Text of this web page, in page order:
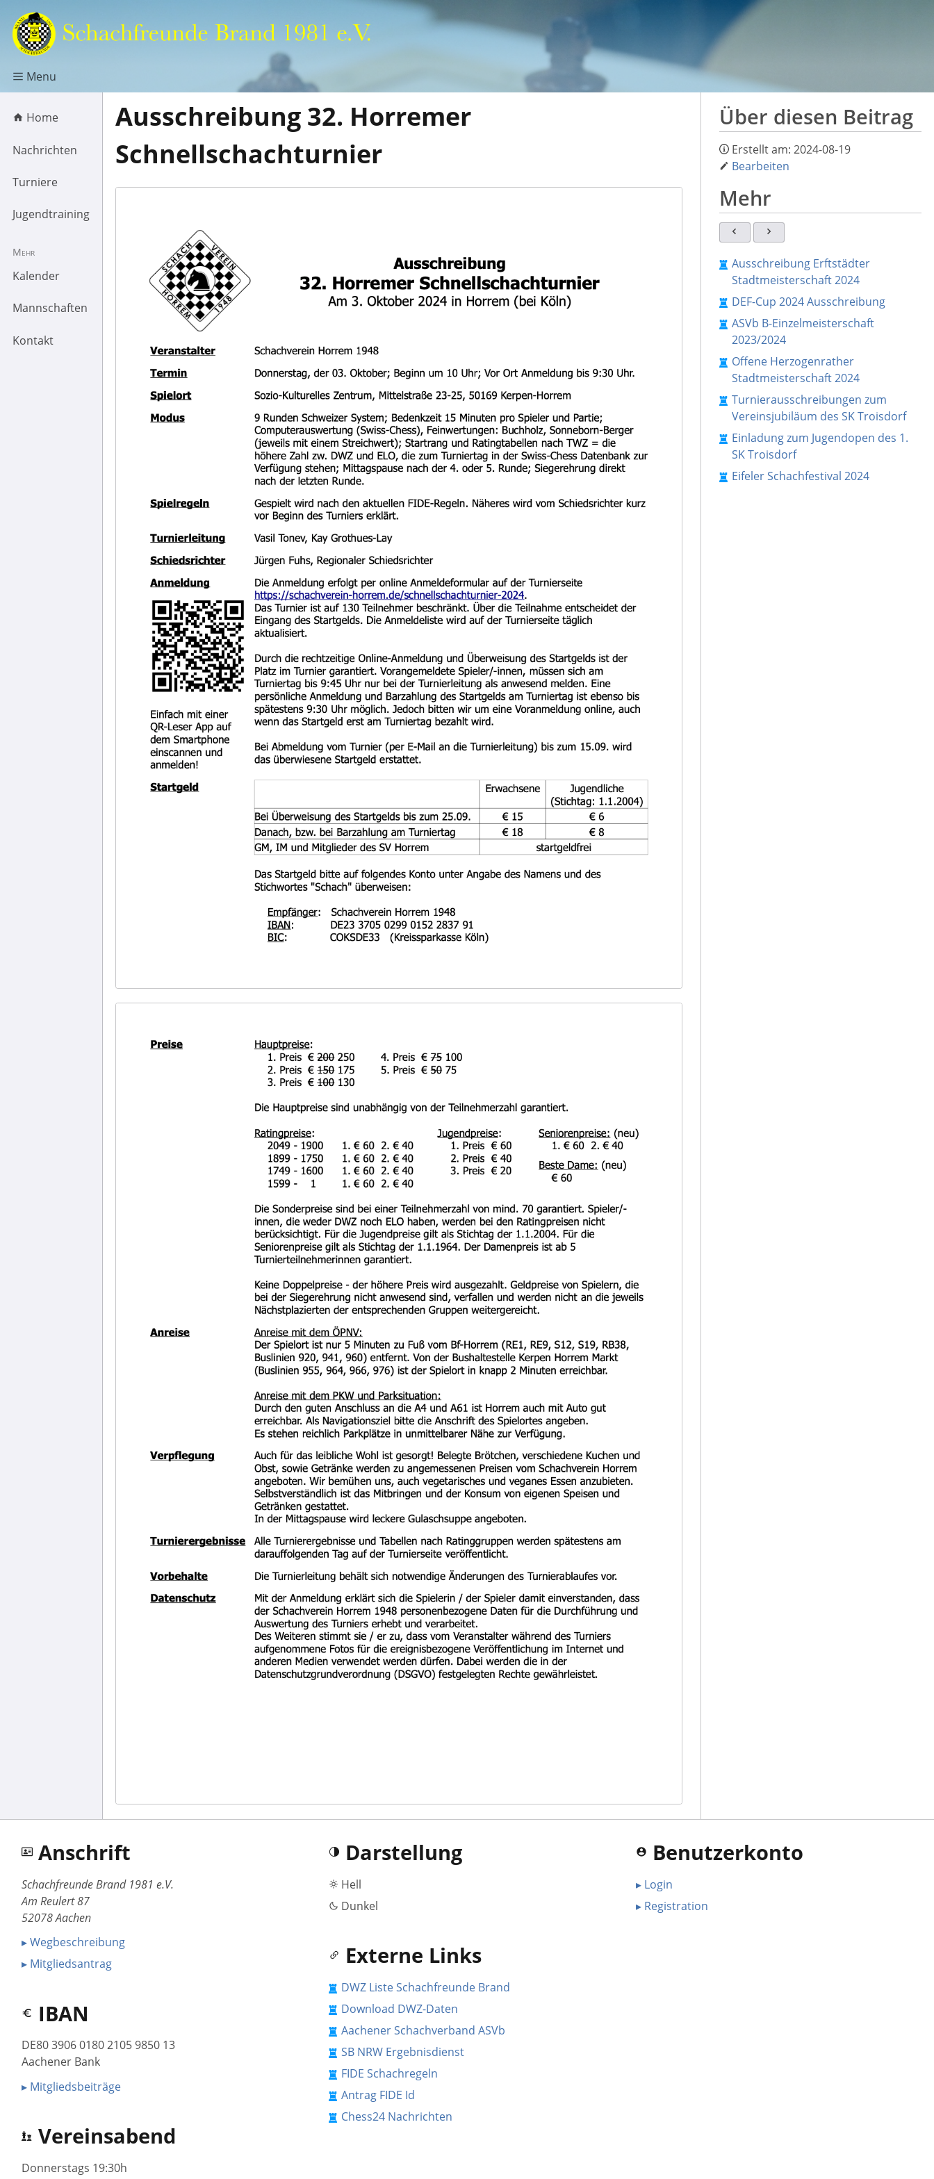
Menu
Home
Nachrichten
Turniere
Jugendtraining
Mehr
Kalender
Mannschaften
Kontakt
Ausschreibung 32. Horremer
Schnellschachturnier
Über diesen Beitrag
Erstellt am: 2024-08-19
Bearbeiten
Mehr
Ausschreibung Erftstädter
Stadtmeisterschaft 2024
DEF-Cup 2024 Ausschreibung
ASVb B-Einzelmeisterschaft
2023/2024
Offene Herzogenrather
Stadtmeisterschaft 2024
Turnierausschreibungen zum
Vereinsjubiläum des SK Troisdorf
Einladung zum Jugendopen des 1.
SK Troisdorf
Eifeler Schachfestival 2024
Anschrift
Schachfreunde Brand 1981 e.V.
Am Reulert 87
52078 Aachen
▸ Wegbeschreibung
▸ Mitgliedsantrag
IBAN
DE80 3906 0180 2105 9850 13
Aachener Bank
▸ Mitgliedsbeiträge
Vereinsabend
Donnerstags 19:30h
Darstellung
Hell
Dunkel
Externe Links
DWZ Liste Schachfreunde Brand
Download DWZ-Daten
Aachener Schachverband ASVb
SB NRW Ergebnisdienst
FIDE Schachregeln
Antrag FIDE Id
Chess24 Nachrichten
Benutzerkonto
▸ Login
▸ Registration